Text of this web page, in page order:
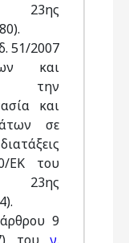
23ης
51/2007
και
την
και
σε
ΕΚ του
23ης
9